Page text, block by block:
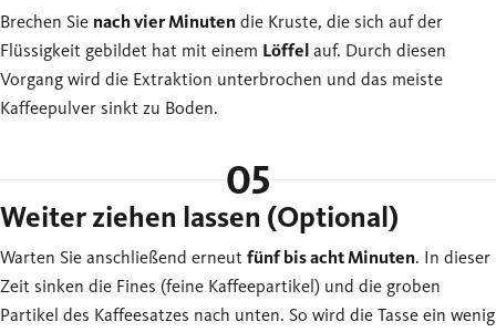
Brechen Sie nach vier Minuten die Kruste, die sich auf der
Flüssigkeit gebildet hat mit einem Löffel auf. Durch diesen
Vorgang wird die Extraktion unterbrochen und das meiste
Kaffeepulver sinkt zu Boden.
05
Weiter ziehen lassen (Optional)
Warten Sie anschließend erneut fünf bis acht Minuten. In dieser
Zeit sinken die Fines (feine Kaffeepartikel) und die groben
Partikel des Kaffeesatzes nach unten. So wird die Tasse ein wenig